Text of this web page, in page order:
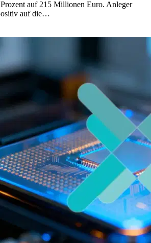
auf 215 Millionen Euro. Anleger
auf die…